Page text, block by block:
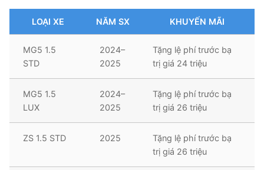
LOẠI XE NĂM SX KHUYẾN MÃI
MG5 1.5
STD
2024–
2025
Tặng lệ phí trước bạ
trị giá 24 triệu
MG5 1.5
LUX
2024–
2025
Tặng lệ phí trước bạ
trị giá 26 triệu
ZS 1.5 STD 2025
Tặng lệ phí trước bạ
trị giá 26 triệu